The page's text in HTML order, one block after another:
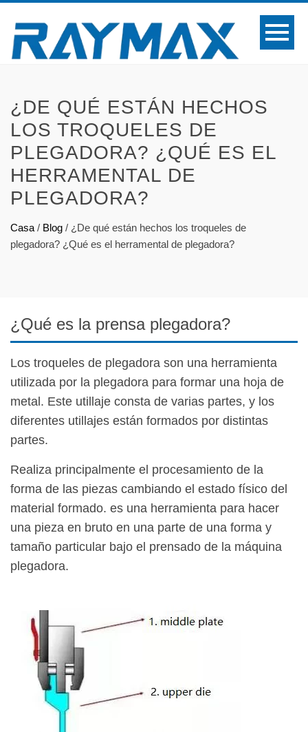
¿DE QUÉ ESTÁN HECHOS
LOS TROQUELES DE
PLEGADORA? ¿QUÉ ES EL
HERRAMENTAL DE
PLEGADORA?
Casa / Blog / ¿De qué están hechos los troqueles de
plegadora? ¿Qué es el herramental de plegadora?
¿Qué es la prensa plegadora?
Los troqueles de plegadora son una herramienta
utilizada por la plegadora para formar una hoja de
metal. Este utillaje consta de varias partes, y los
diferentes utillajes están formados por distintas
partes.
Realiza principalmente el procesamiento de la
forma de las piezas cambiando el estado físico del
material formado. es una herramienta para hacer
una pieza en bruto en una parte de una forma y
tamaño particular bajo el prensado de la máquina
plegadora.